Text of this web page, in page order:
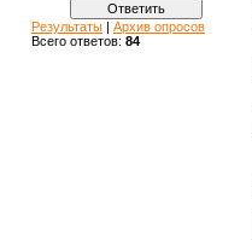
Результаты | Архив опросов
Всего ответов: 84